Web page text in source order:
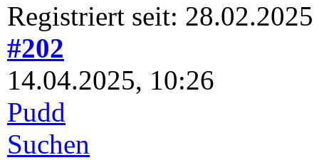
Registriert seit: 28.02.2025
#202
14.04.2025, 10:26
Pudd
Suchen